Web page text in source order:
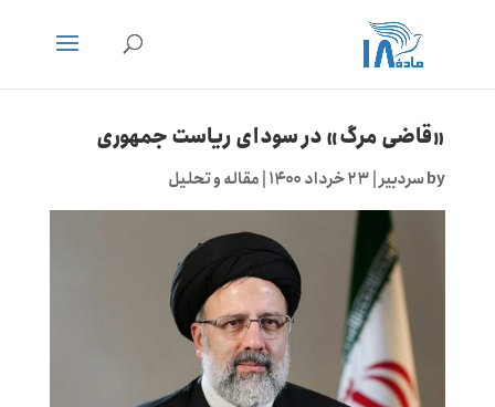
«قاضی مرگ» در سودای ریاست جمهوری
byسردبیر| ۲۳ خرداد ۱۴۰۰ مقاله و تحلیل